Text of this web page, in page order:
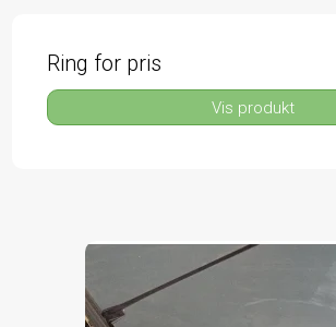
Ring for pris
Vis produkt